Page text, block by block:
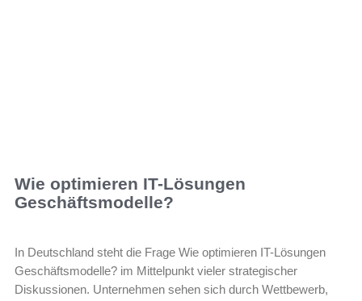
Wie optimieren IT-Lösungen
Geschäftsmodelle?
In Deutschland steht die Frage Wie optimieren IT-Lösungen
Geschäftsmodelle? im Mittelpunkt vieler strategischer
Diskussionen. Unternehmen sehen sich durch Wettbewerb,